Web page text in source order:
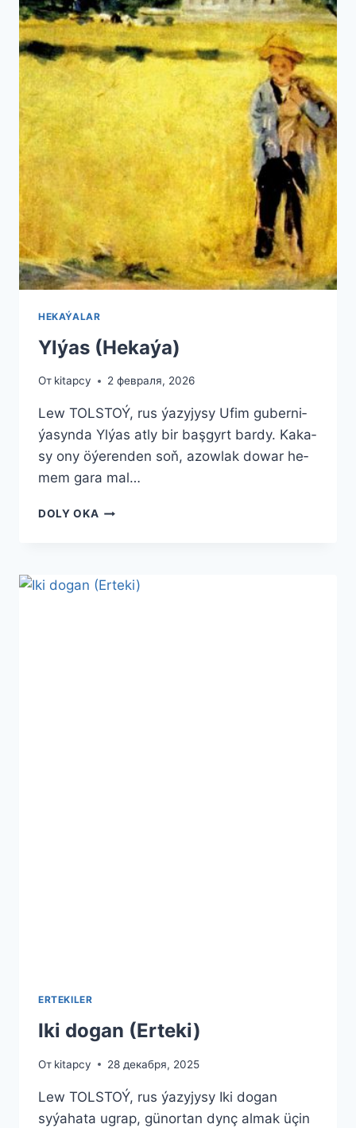
HEKAÝALAR
Ylýas (He­ka­ýa)
От kitapcy 2 февраля, 2026
Lew TOLSTOÝ, rus ýazyjysy Ufim gu­ber­ni­
ýa­syn­da Yl­ýas at­ly bir baş­gyrt bar­dy. Ka­ka­
sy ony öýe­ren­den soň, azow­lak do­war he­
mem gara mal…
DOLY OKA YLÝAS
ERTEKILER
Iki dogan (Erteki)
От kitapcy 28 декабря, 2025
Lew TOLSTOÝ, rus ýazyjysy Iki dogan
syýahata ugrap, günortan dynç almak üçin